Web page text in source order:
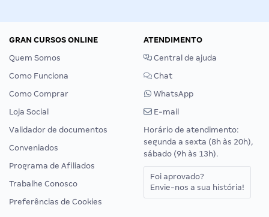
GRAN CURSOS ONLINE
Quem Somos
Como Funciona
Como Comprar
Loja Social
Validador de documentos
Conveniados
Programa de Afiliados
Trabalhe Conosco
Preferências de Cookies
ATENDIMENTO
Central de ajuda
Chat
WhatsApp
E-mail
Horário de atendimento:
segunda a sexta (8h às 20h),
sábado (9h às 13h).
Foi aprovado?
Envie-nos a sua história!